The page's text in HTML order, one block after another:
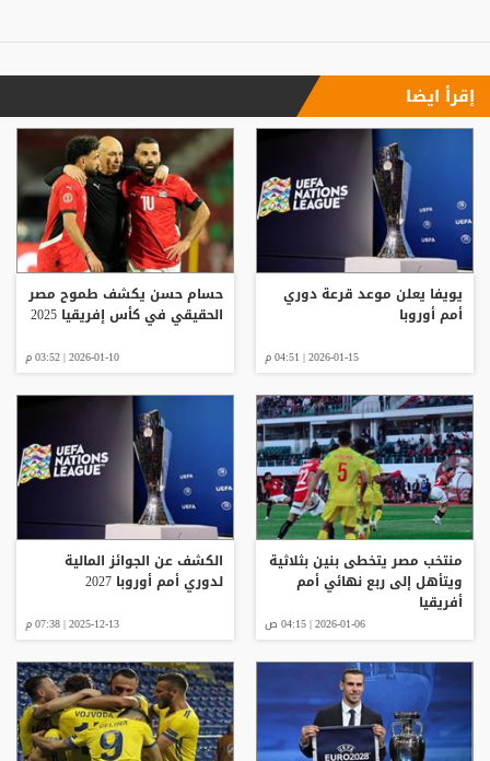
إقرأ ايضا
يويفا يعلن موعد قرعة دوري
أمم أوروبا
2026-01-15 | 04:51 م
حسام حسن يكشف طموح مصر
الحقيقي في كأس إفريقيا 2025
2026-01-10 | 03:52 م
منتخب مصر يتخطى بنين بثلاثية
ويتأهل إلى ربع نهائي أمم
أفريقيا
2026-01-06 | 04:15 ص
الكشف عن الجوائز المالية
لدوري أمم أوروبا 2027
2025-12-13 | 07:38 م